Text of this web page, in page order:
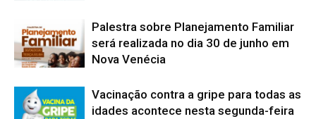
Palestra sobre Planejamento Familiar
será realizada no dia 30 de junho em
Nova Venécia
Vacinação contra a gripe para todas as
idades acontece nesta segunda-feira